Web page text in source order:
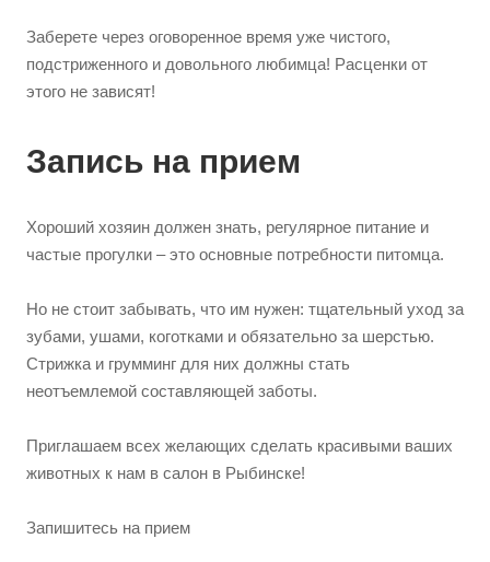
Заберете через оговоренное время уже чистого,
подстриженного и довольного любимца! Расценки от
этого не зависят!
Запись на прием
Хороший хозяин должен знать, регулярное питание и
частые прогулки – это основные потребности питомца.
Но не стоит забывать, что им нужен: тщательный уход за
зубами, ушами, коготками и обязательно за шерстью.
Стрижка и грумминг для них должны стать
неотъемлемой составляющей заботы.
Приглашаем всех желающих сделать красивыми ваших
животных к нам в салон в Рыбинске!
Запишитесь на прием